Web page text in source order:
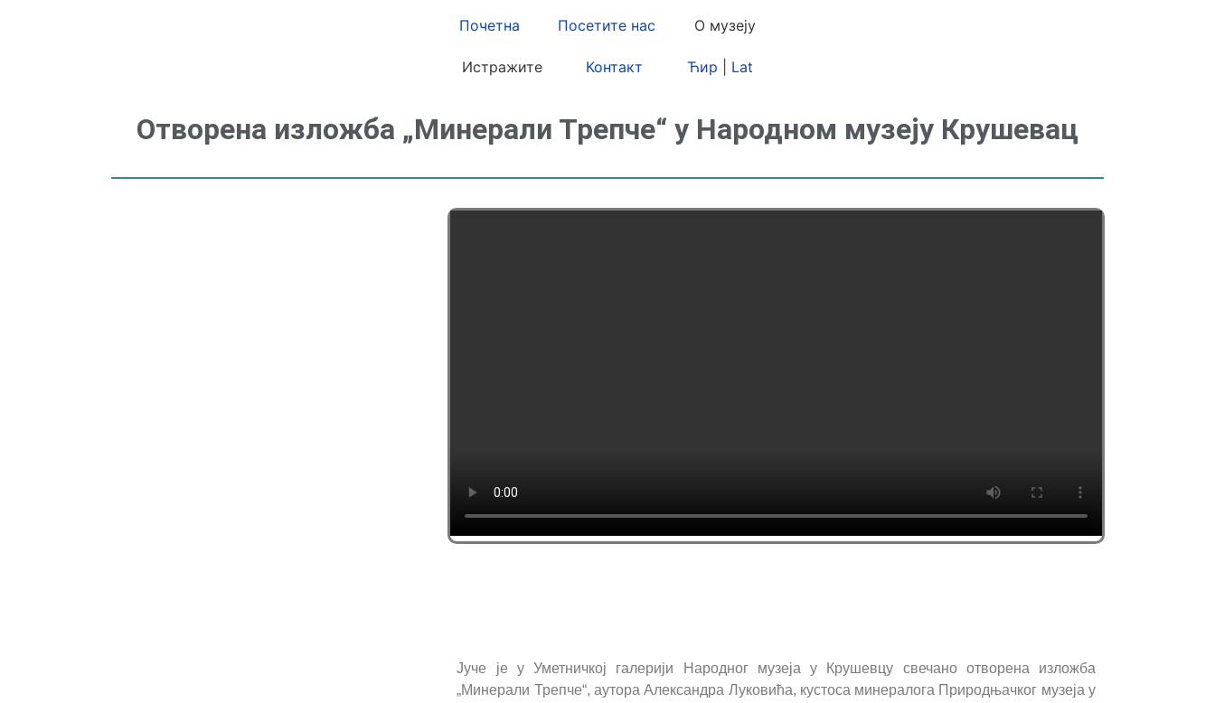
Почетна Посетите нас О музеју
Истражите Контакт Ћир | Lat
Отворена изложба „Минерали Трепче“ у Народном музеју Крушевац
Јуче је у Уметничкој галерији Народног музеја у Крушевцу свечано отворена изложба
„Минерали Трепче“, аутора Александра Луковића, кустоса минералога Природњачког музеја у